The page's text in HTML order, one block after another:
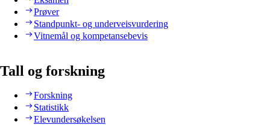
Prøver
Standpunkt- og underveisvurdering
Vitnemål og kompetansebevis
Tall og forskning
Forskning
Statistikk
Elevundersøkelsen